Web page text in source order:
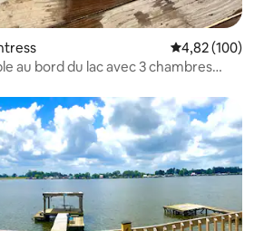
Évaluation
4,82 (100)
au bord du lac avec 3 chambres